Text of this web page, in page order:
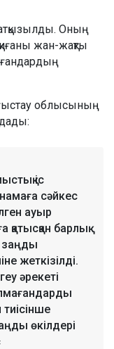
Оның
жан-жақты
облысының
іс
сәйкес
ауыр
барлық
заңды
жеткізілді.
әрекеті
тиісінше
өкілдері